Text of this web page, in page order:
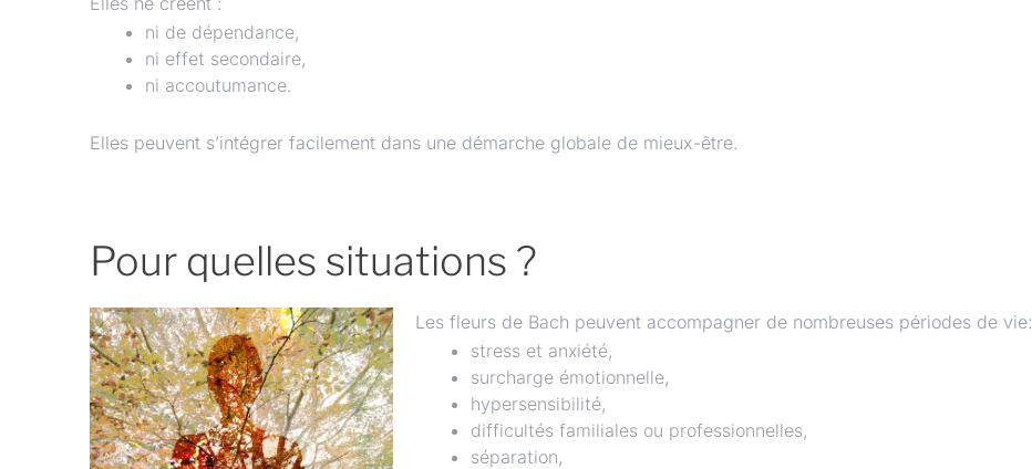
ni de dépendance,
ni effet secondaire,
ni accoutumance.
Elles peuvent s’intégrer facilement dans une démarche globale de mieux-être.
Pour quelles situations ?
Les fleurs de Bach peuvent accompagner de nombreuses périodes de vie:
stress et anxiété,
surcharge émotionnelle,
hypersensibilité,
difficultés familiales ou professionnelles,
séparation,